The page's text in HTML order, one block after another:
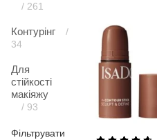
/ 261
Контурінг
/
34
Для
стійкості
макіяжу
/ 93
Фільтрувати